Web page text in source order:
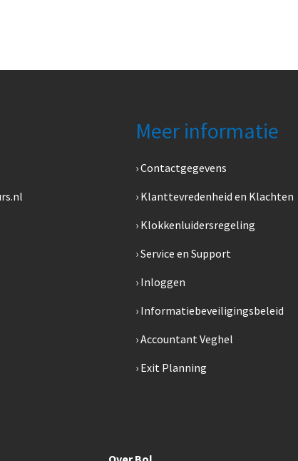
Meer informatie
Contactgegevens
Klanttevredenheid en Klachten
Klokkenluidersregeling
Service en Support
Inloggen
Informatiebeveiligingsbeleid
Accountant Veghel
Exit Planning